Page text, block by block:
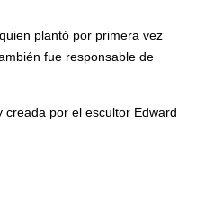
plantó por primera vez
fue responsable de
por el escultor Edward